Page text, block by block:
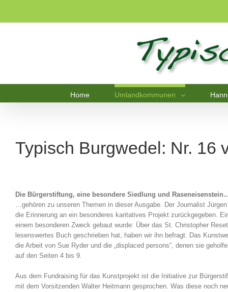
Home Umlandkommunen
Typisch Burgwedel: Nr. 16
Die Bürgerstiftung, eine besondere Siedlung und
…gehören zu unseren Themen in dieser Ausgabe. Der Journalist
die Erinnerung an ein besonderes karitatives Projekt zurückgegeben.
einem besonderen Zweck gebaut wurde: Über das St. Christopher
lesenswertes Buch geschrieben hat, haben wir ihn befragt. Das
die Arbeit von Sue Ryder und die „displaced persons“, denen sie
auf den Seiten 4 bis 9.
Aus dem Fundraising für das Kunstprojekt ist die Initiative zur
mit dem Vorsitzenden Walter Heitmann gesprochen. Was diese noch